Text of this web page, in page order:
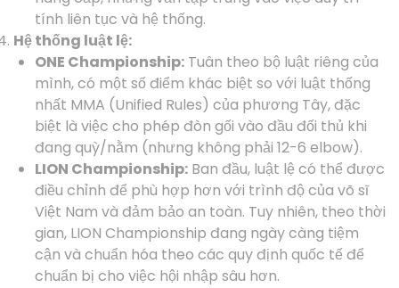
tính liên tục và hệ thống.
Hệ thống luật lệ:
ONE Championship: Tuân theo bộ luật riêng của
mình, có một số điểm khác biệt so với luật thống
nhất MMA (Unified Rules) của phương Tây, đặc
biệt là việc cho phép đòn gối vào đầu đối thủ khi
đang quỳ/nằm (nhưng không phải 12-6 elbow).
LION Championship: Ban đầu, luật lệ có thể được
điều chỉnh để phù hợp hơn với trình độ của võ sĩ
Việt Nam và đảm bảo an toàn. Tuy nhiên, theo thời
gian, LION Championship đang ngày càng tiệm
cận và chuẩn hóa theo các quy định quốc tế để
chuẩn bị cho việc hội nhập sâu hơn.